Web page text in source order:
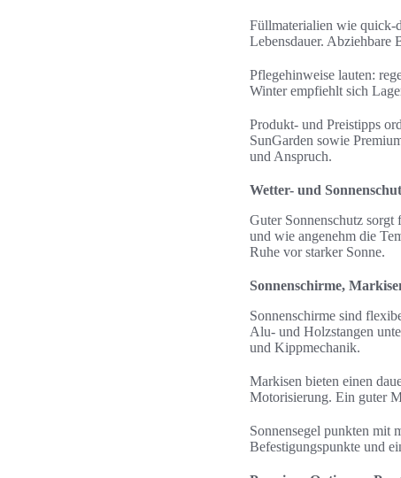
Füllmaterialien wie quick-
Lebensdauer. Abziehbare
Pflegehinweise lauten:
Winter empfiehlt sich
Produkt- und Preistipps
SunGarden sowie
und Anspruch.
Wetter- und
Guter Sonnenschutz
und wie angenehm die
Ruhe vor starker Sonne.
Sonnenschirme,
Sonnenschirme sind
Alu- und Holzstangen
und Kippmechanik.
Markisen bieten einen
Motorisierung. Ein guter
Sonnensegel punkten mit
Befestigungspunkte und